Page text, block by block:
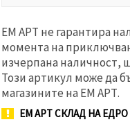
ЕМ АРТ не гарантира
момента на
изчерпана наличност,
Този артикул може да
магазините на ЕМ АРТ.
ЕМ АРТ СКЛАД НА ЕДРО